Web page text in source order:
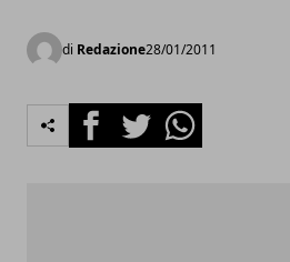
di Redazione28/01/2011
FacebookTwitterWhatsapp